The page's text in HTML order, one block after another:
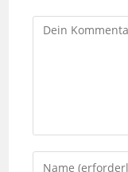
Kommentar
Gib